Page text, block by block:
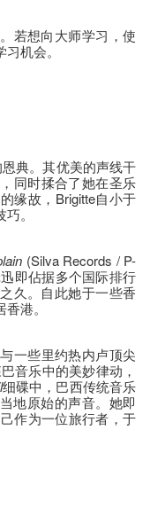
若想向大师学习，使
机会。
典。其优美的声线干
同时揉合了她在圣乐
缘故，Brigitte自小于
。
(Silva Records / P-
即佔据多个国际排行
久。自此她于一些香
港。
一些里约热内卢顶尖
音乐中的美妙律动，
细碟中，巴西传统音乐
地原始的声音。她即
作为一位旅行者，于